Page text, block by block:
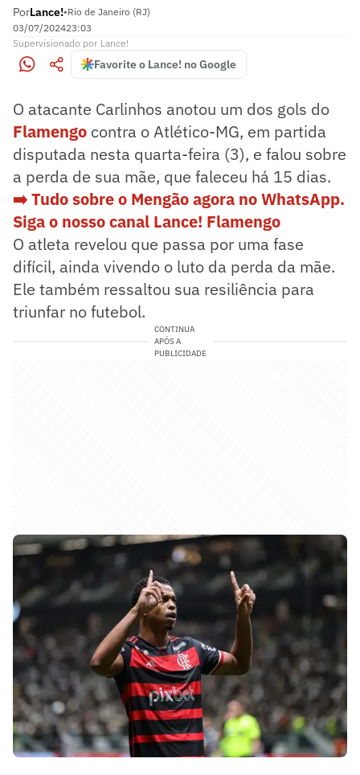
PorLance!•Rio de Janeiro (RJ)
03/07/202423:03
Supervisionado por Lance!
Favorite o Lance! no Google
O atacante Carlinhos anotou um dos gols do
Flamengo contra o Atlético-MG, em partida
disputada nesta quarta-feira (3), e falou sobre
a perda de sua mãe, que faleceu há 15 dias.
➡️ Tudo sobre o Mengão agora no WhatsApp.
Siga o nosso canal Lance! Flamengo
O atleta revelou que passa por uma fase
difícil, ainda vivendo o luto da perda da mãe.
Ele também ressaltou sua resiliência para
triunfar no futebol.
CONTINUA
APÓS A
PUBLICIDADE